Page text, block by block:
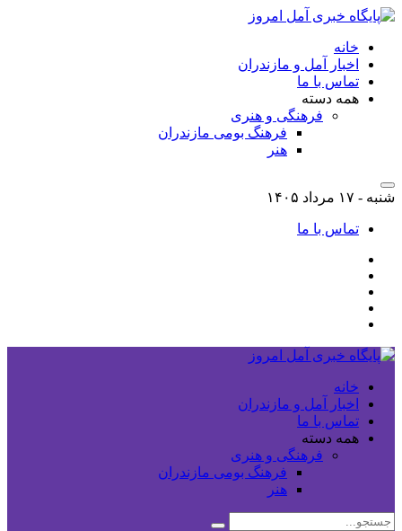
خانه
اخبار آمل و مازندران
تماس با ما
همه دسته
فرهنگی و هنری
فرهنگ بومی مازندران
هنر
شنبه - ۱۷ مرداد ۱۴۰۵
تماس با ما
خانه
اخبار آمل و مازندران
تماس با ما
همه دسته
فرهنگی و هنری
فرهنگ بومی مازندران
هنر